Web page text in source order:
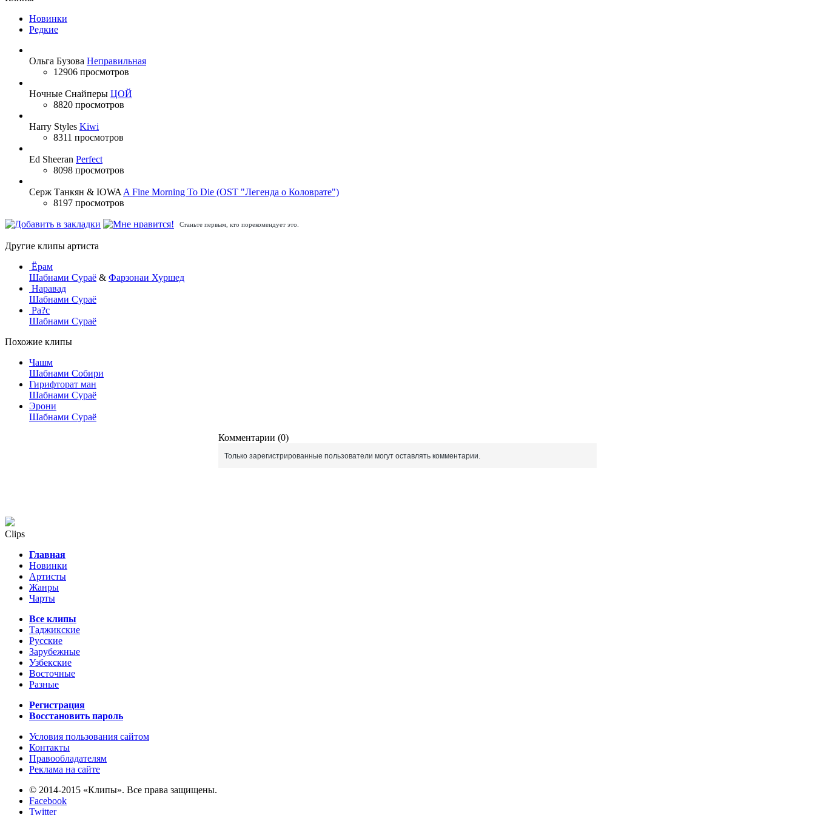
Новинки
Редкие
Ольга Бузова Неправильная
12906 просмотров
Ночные Снайперы ЦОЙ
8820 просмотров
Harry Styles Kiwi
8311 просмотров
Ed Sheeran Perfect
8098 просмотров
Серж Танкян & IOWA A Fine Morning To Die (OST "Легенда о Коловрате")
8197 просмотров
Станьте первым, кто порекомендует это.
Другие клипы артиста
Ёрам
Шабнами Сураё & Фарзонаи Хуршед
Наравад
Шабнами Сураё
Ра?с
Шабнами Сураё
Похожие клипы
Чашм
Шабнами Собири
Гирифторат ман
Шабнами Сураё
Эрони
Шабнами Сураё
Комментарии (0)
Только зарегистрированные пользователи могут оставлять комментарии.
Clips
Главная
Новинки
Артисты
Жанры
Чарты
Все клипы
Таджикские
Русские
Зарубежные
Узбекские
Восточные
Разные
Регистрация
Восстановить пароль
Условия пользования сайтом
Контакты
Правообладателям
Реклама на сайте
© 2014-2015 «Клипы». Все права защищены.
Facebook
Twitter